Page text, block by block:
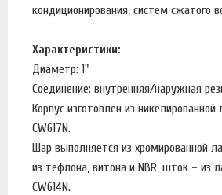
кондиционирования, систем сжатого
Характеристики:
Диаметр: 1"
Соединение: внутренняя/наружная
Корпус изготовлен из
CW617N.
Шар выполняется из хромированной
из тефлона, витона и NBR, шток – из
CW614N.